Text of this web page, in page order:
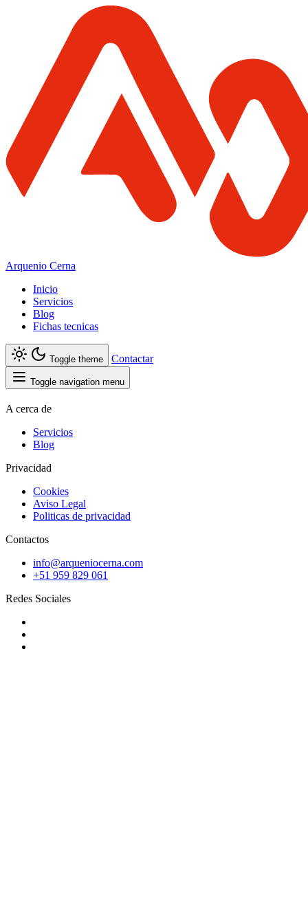
Arquenio Cerna
Inicio
Servicios
Blog
Fichas tecnicas
Toggle theme Contactar
Toggle navigation menu
A cerca de
Servicios
Blog
Privacidad
Cookies
Aviso Legal
Politicas de privacidad
Contactos
info@arqueniocerna.com
+51 959 829 061
Redes Sociales